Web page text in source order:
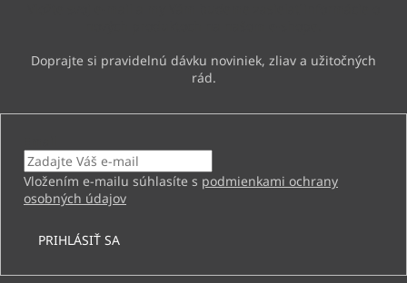
Vložením e-mailu súhlasíte s podmienkami ochrany
osobných údajov
PRIHLÁSIŤ SA